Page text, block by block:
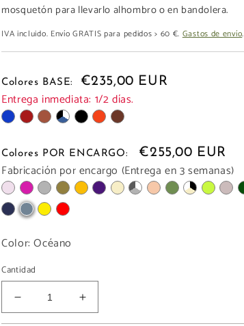
mosquetón para llevarlo alhombro o en bandolera.
IVA incluido. Envío GRATIS para pedidos > 60 €. Gastos de envío.
Colores BASE: €235,00 EUR
Entrega inmediata: 1/2 días.
Colores POR ENCARGO: €255,00 EUR
Fabricación por encargo (Entrega en 3 semanas)
Color:Océano
Cantidad
Reducir
cantidad
Aumentar
cantidad